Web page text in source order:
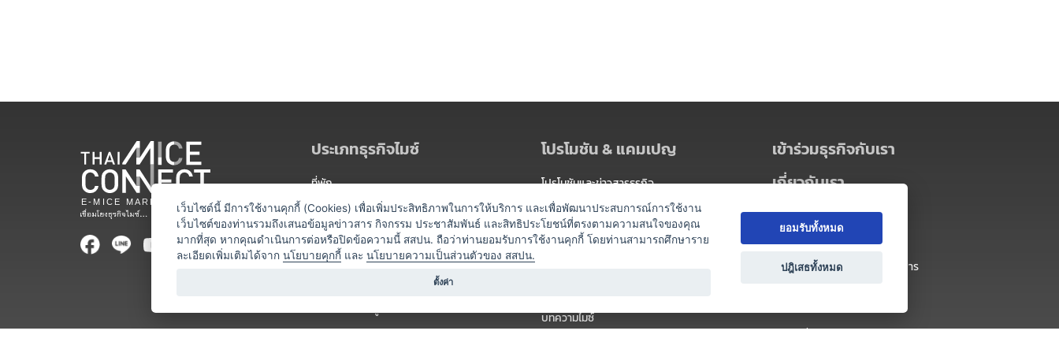
ประเภทธุรกิจไมซ์
ที่พัก
สถานที่จัดงาน
ท่องเที่ยว / นำเที่ยว
ออแกไนเซอร์
บริการสำหรับผู้จัดงาน
โปรโมชัน & แคมเปญ
โปรโมชันและข่าวสารธุรกิจ
แพ็กเกจ
แคมเปญ
บทความไมซ์
เข้าร่วมธุรกิจกับเรา
เกี่ยวกับเรา
เกี่ยวกับ Thai MICE Connect
นโยบายความเป็นส่วนตัว
ข้อตกลง และเงื่อนไขการใช้บริการ
เว็บไซต์นี้ มีการใช้งานคุกกี้ (Cookies) เพื่อเพิ่มประสิทธิภาพในการให้บริการ และเพื่อพัฒนาประสบการณ์การใช้งาน
เว็บไซต์ของท่านรวมถึงเสนอข้อมูลข่าวสาร กิจกรรม ประชาสัมพันธ์ และสิทธิประโยชน์ที่ตรงตามความสนใจของคุณ
มากที่สุด หากคุณดำเนินการต่อหรือปิดข้อความนี้ สสปน. ถือว่าท่านยอมรับการใช้งานคุกกี้ โดยท่านสามารถศึกษาราย
ละเอียดเพิ่มเติมได้จาก นโยบายคุกกี้ และ นโยบายความเป็นส่วนตัวของ สสปน.
ตั้งค่า
ยอมรับทั้งหมด
ปฎิเสธทั้งหมด